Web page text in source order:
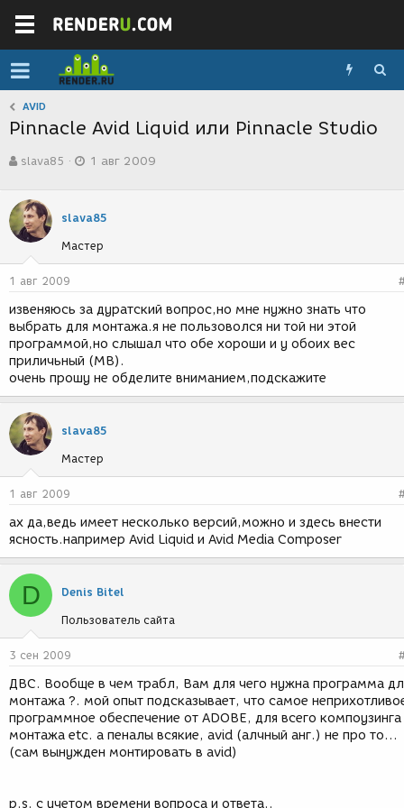
AVID
Pinnacle Avid Liquid или Pinnacle Studio
в
о
р
т
е
м
ы
slava85
а
с
з
д
и
я
1 авг 2009
slava85
Мастер
1 авг 2009
извеняюсь за дуратский вопрос,но мне нужно знать что
выбрать для монтажа.я не пользоволся ни той ни этой
программой,но слышал что обе хороши и у обоих вес
приличьный (MB).
очень прошу не обделите вниманием,подскажите
slava85
Мастер
1 авг 2009
ах да,ведь имеет несколько версий,можно и здесь внести
ясность.например Avid Liquid и Avid Media Composer
D Denis Bitel
Пользователь сайта
3 сен 2009
ДВС. Вообще в чем трабл, Вам для чего нужна программа
монтажа ?. мой опыт подсказывает, что самое
программное обеспечение от ADOBE, для всего компоузинга
монтажа etc. а пеналы всякие, avid (алчный анг.) не про то...
(сам вынужден монтировать в avid)
p.s. с учетом времени вопроса и ответа..